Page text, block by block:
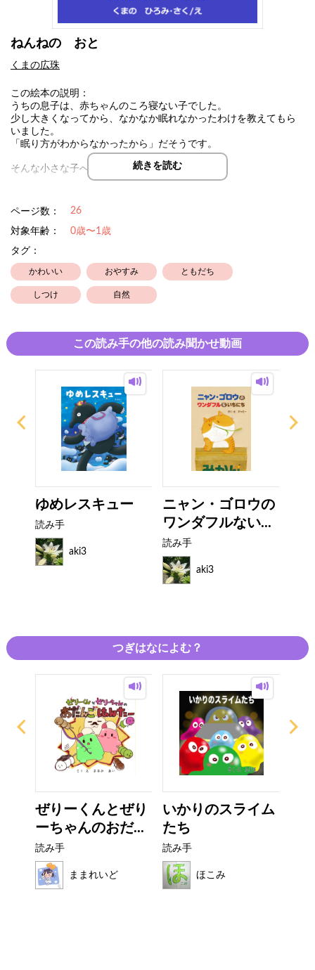
ねんねの おと
くまの広珠
この絵本の説明：
うちの息子は、赤ちゃんのころ寝ない子でした。
少し大きくなってから、なかなか眠れなかったわけを教えてもら
いました。
「眠り方がわからなかったから」だそうです。
そんな小さな子へ向けて描きました。
おふとんに はいって めをとじて、みみを すませてみない？
続きを読む
ページ数： 26
対象年齢：
0歳〜1歳
タグ：
かわいい おやすみ ともだち
しつけ 自然
この読み手の他の読み聞かせ動画
ゆめレスキュー
読み手
aki3
ニャン・ゴロウの
ワンダフルない...
読み手
aki3
つぎはなによむ？
ぜりーくんとぜり
ーちゃんのおだ...
読み手
ままれいど
いかりのスライム
たち
読み手
ほこみ